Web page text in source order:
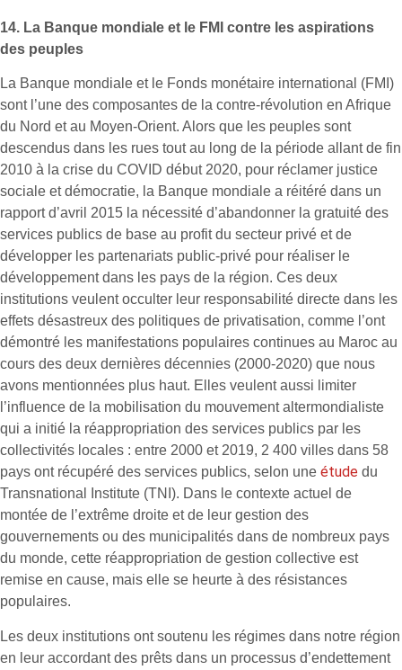
14. La Banque mondiale et le FMI contre les aspirations
des peuples
La Banque mondiale et le Fonds monétaire international (FMI)
sont l’une des composantes de la contre-révolution en Afrique
du Nord et au Moyen-Orient. Alors que les peuples sont
descendus dans les rues tout au long de la période allant de fin
2010 à la crise du COVID début 2020, pour réclamer justice
sociale et démocratie, la Banque mondiale a réitéré dans un
rapport d’avril 2015 la nécessité d’abandonner la gratuité des
services publics de base au profit du secteur privé et de
développer les partenariats public-privé pour réaliser le
développement dans les pays de la région. Ces deux
institutions veulent occulter leur responsabilité directe dans les
effets désastreux des politiques de privatisation, comme l’ont
démontré les manifestations populaires continues au Maroc au
cours des deux dernières décennies (2000-2020) que nous
avons mentionnées plus haut. Elles veulent aussi limiter
l’influence de la mobilisation du mouvement altermondialiste
qui a initié la réappropriation des services publics par les
collectivités locales : entre 2000 et 2019, 2 400 villes dans 58
pays ont récupéré des services publics, selon une étude du
Transnational Institute (TNI). Dans le contexte actuel de
montée de l’extrême droite et de leur gestion des
gouvernements ou des municipalités dans de nombreux pays
du monde, cette réappropriation de gestion collective est
remise en cause, mais elle se heurte à des résistances
populaires.
Les deux institutions ont soutenu les régimes dans notre région
en leur accordant des prêts dans un processus d’endettement